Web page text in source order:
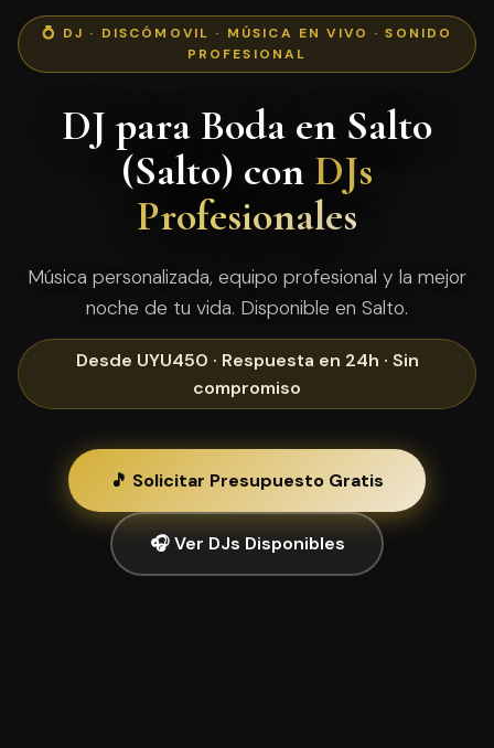
💍 DJ · DISCÓMOVIL · MÚSICA EN VIVO · SONIDO
PROFESIONAL
DJ para Boda en Salto
(Salto) con DJs
Profesionales
Música personalizada, equipo profesional y la mejor
noche de tu vida. Disponible en Salto.
Desde UYU450 · Respuesta en 24h · Sin
compromiso
🎵 Solicitar Presupuesto Gratis
🎧 Ver DJs Disponibles